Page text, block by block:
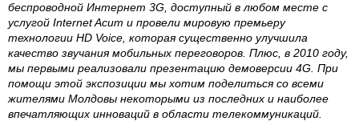
беспроводной Интернет 3G, доступный в любом месте с
услугой Internet Acum и провели мировую премьеру
технологии HD Voice, которая существенно улучшила
качество звучания мобильных переговоров. Плюс, в 2010 году,
мы первыми реализовали презентацию демоверсии 4G. При
помощи этой экспозиции мы хотим поделиться со всеми
жителями Молдовы некоторыми из последних и наиболее
впечатляющих инноваций в области телекоммуникаций.